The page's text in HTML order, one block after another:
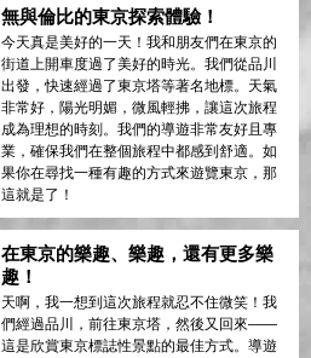
無與倫比的東京探索體驗！
今天真是美好的一天！我和朋友們在東京的
街道上開車度過了美好的時光。我們從品川
出發，快速經過了東京塔等著名地標。天氣
非常好，陽光明媚，微風輕拂，讓這次旅程
成為理想的時刻。我們的導遊非常友好且專
業，確保我們在整個旅程中都感到舒適。如
果你在尋找一種有趣的方式來遊覽東京，那
這就是了！
在東京的樂趣、樂趣，還有更多樂
趣！
天啊，我一想到這次旅程就忍不住微笑！我
們經過品川，前往東京塔，然後又回來——
這是欣賞東京標誌性景點的最佳方式。導遊